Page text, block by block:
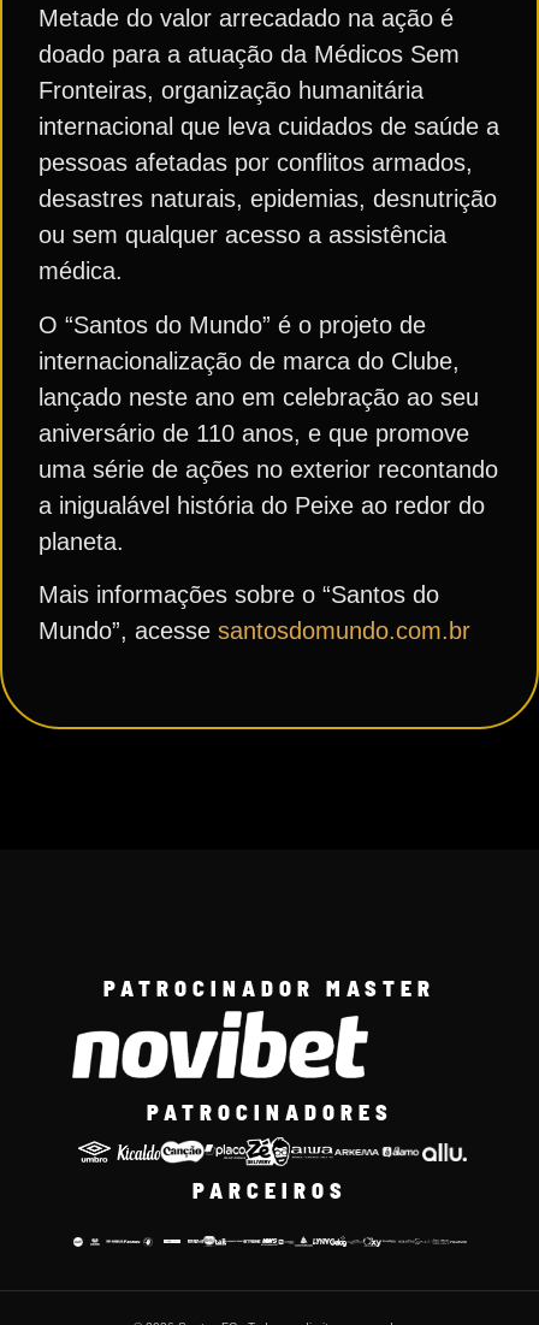
Metade do valor arrecadado na ação é
doado para a atuação da Médicos Sem
Fronteiras, organização humanitária
internacional que leva cuidados de saúde a
pessoas afetadas por conflitos armados,
desastres naturais, epidemias, desnutrição
ou sem qualquer acesso a assistência
médica.
O “Santos do Mundo” é o projeto de
internacionalização de marca do Clube,
lançado neste ano em celebração ao seu
aniversário de 110 anos, e que promove
uma série de ações no exterior recontando
a inigualável história do Peixe ao redor do
planeta.
Mais informações sobre o “Santos do
Mundo”, acesse santosdomundo.com.br
PATROCINADOR MASTER
PATROCINADORES
PARCEIROS